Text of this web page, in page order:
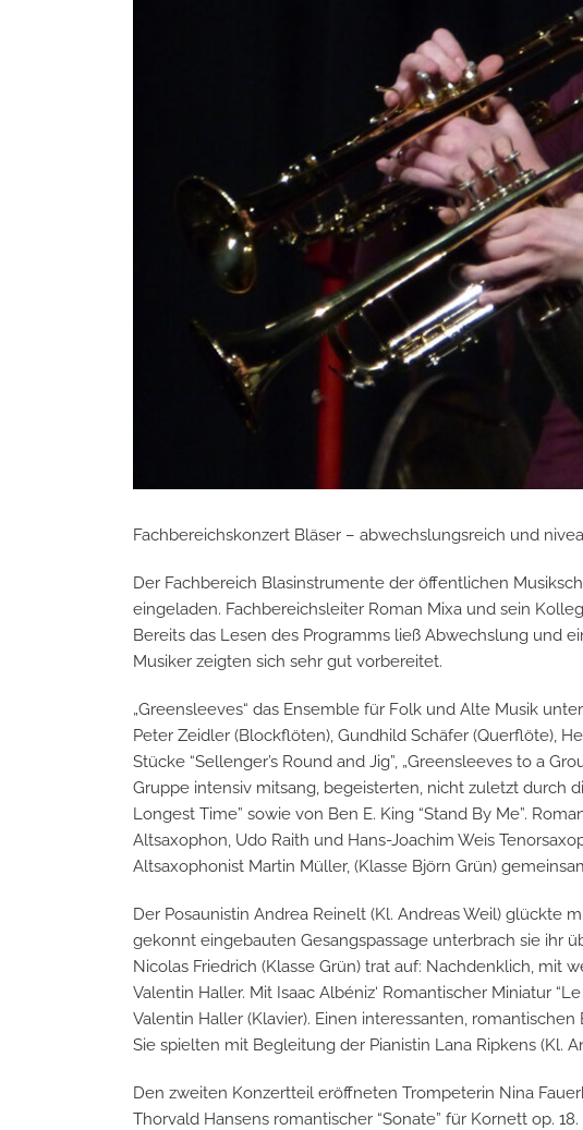
Fachbereichskonzert Bläser – abwechslungsreich und
Der Fachbereich Blasinstrumente der öffentlichen
eingeladen. Fachbereichsleiter Roman Mixa und sein
Bereits das Lesen des Programms ließ Abwechslung und
Musiker zeigten sich sehr gut vorbereitet.
„Greensleeves“ das Ensemble für Folk und Alte Musik
Peter Zeidler (Blockflöten), Gundhild Schäfer (Querflöte),
Stücke “Sellenger’s Round and Jig”, „Greensleeves to a
Gruppe intensiv mitsang, begeisterten, nicht zuletzt durch
Longest Time” sowie von Ben E. King “Stand By Me”.
Altsaxophon, Udo Raith und Hans-Joachim Weis
Altsaxophonist Martin Müller, (Klasse Björn Grün)
Der Posaunistin Andrea Reinelt (Kl. Andreas Weil) glückte
gekonnt eingebauten Gesangspassage unterbrach sie ihr
Nicolas Friedrich (Klasse Grün) trat auf: Nachdenklich, mit
Valentin Haller. Mit Isaac Albéniz‘ Romantischer Miniatur
Valentin Haller (Klavier). Einen interessanten,
Sie spielten mit Begleitung der Pianistin Lana Ripkens (Kl.
Den zweiten Konzertteil eröffneten Trompeterin Nina
Thorvald Hansens romantischer “Sonate” für Kornett op.